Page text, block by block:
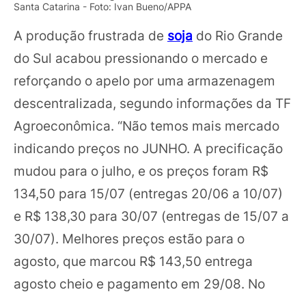
Santa Catarina - Foto: Ivan Bueno/APPA
A produção frustrada de soja do Rio Grande
do Sul acabou pressionando o mercado e
reforçando o apelo por uma armazenagem
descentralizada, segundo informações da TF
Agroeconômica. “Não temos mais mercado
indicando preços no JUNHO. A precificação
mudou para o julho, e os preços foram R$
134,50 para 15/07 (entregas 20/06 a 10/07)
e R$ 138,30 para 30/07 (entregas de 15/07 a
30/07). Melhores preços estão para o
agosto, que marcou R$ 143,50 entrega
agosto cheio e pagamento em 29/08. No